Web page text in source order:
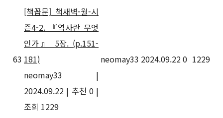
63
[책꼽문] 책새벽-월-시
즌4-2. 『역사란 무엇
인가』 5장. (p.151-
181)
neomay33
|
2024.09.22 | 추천 0 |
조회 1229
neomay33 2024.09.220 1229